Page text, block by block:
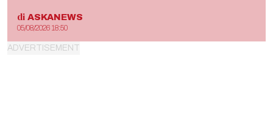
di ASKANEWS
05/08/2026 18:50